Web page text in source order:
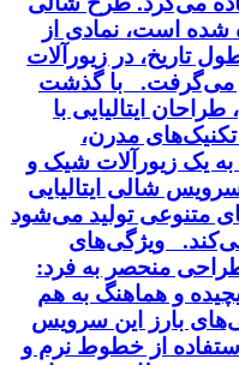
شده است، نمادی از
تاریخ، در زیورآلات
می‌گرفت. با گذشت
ایتالیایی با
تکنیک‌های مدرن،
یک زیورآلات شیک و
شالی ایتالیایی
متنوعی تولید می‌شود
ویژگی‌های
منحصر به فرد:
و هماهنگ به هم
بارز این سرویس
از خطوط نرم و